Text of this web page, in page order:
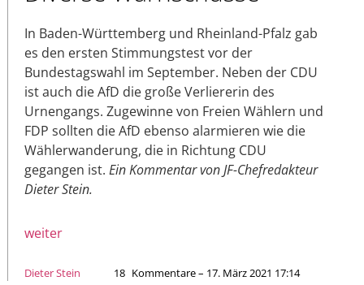
In Baden-Württemberg und Rheinland-Pfalz gab
es den ersten Stimmungstest vor der
Bundestagswahl im September. Neben der CDU
ist auch die AfD die große Verliererin des
Urnengangs. Zugewinne von Freien Wählern und
FDP sollten die AfD ebenso alarmieren wie die
Wählerwanderung, die in Richtung CDU
gegangen ist. Ein Kommentar von JF-Chefredakteur
Dieter Stein.
weiter
Dieter Stein 18 Kommentare – 17. März 2021 17:14